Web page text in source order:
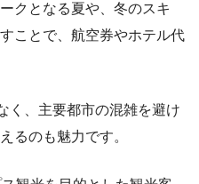
クとなる夏や、冬のスキ
ことで、航空券やホテル代
く、主要都市の混雑を避け
るのも魅力です。